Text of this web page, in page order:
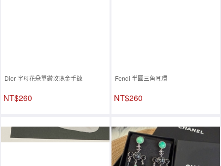
Dior 字母花朵單鑽玫瑰金手鍊
NT$260
Fendi 半圓三角耳環
NT$260